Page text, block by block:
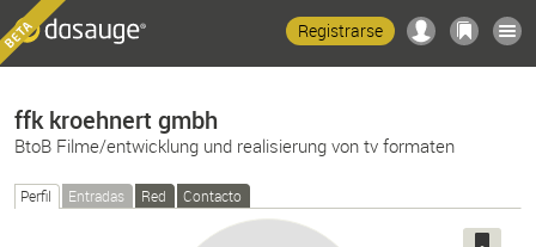
Registrarse
ffk kroehnert gmbh
BtoB Filme/entwicklung und realisierung von tv formaten
Perfil Entradas Red Contacto